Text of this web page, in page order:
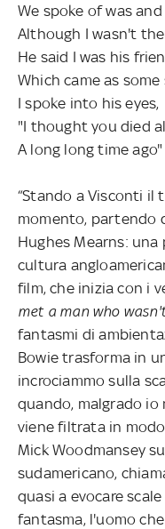
We spoke of was
Although I wasn't
He said I was his
Which came as
I spoke into his eyes,
"I thought you died
A long long time ago"
“Stando a Visconti
momento, partendo
Hughes Mearns:
cultura
film, che inizia con i
met a man who
fantasmi di
Bowie trasforma in
incrociammo sulla
quando, malgrado io
viene filtrata in
Mick Woodmansey
sudamericano,
quasi a evocare
fantasma, l'uomo che